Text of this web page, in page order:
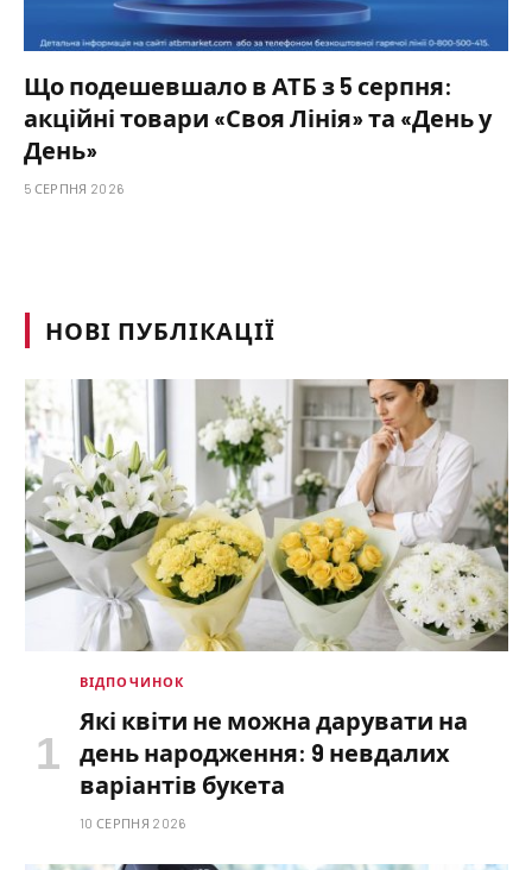
Що подешевшало в АТБ з 5 серпня:
акційні товари «Своя Лінія» та «День у
День»
5 СЕРПНЯ 2026
НОВІ ПУБЛІКАЦІЇ
ВІДПОЧИНОК
Які квіти не можна дарувати на
день народження: 9 невдалих
варіантів букета
10 СЕРПНЯ 2026